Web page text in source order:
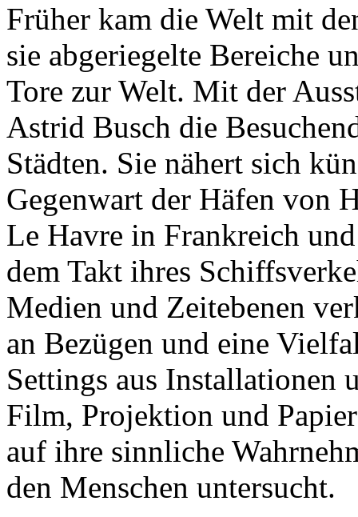
Früher kam die Welt mit
sie abgeriegelte Bereiche
Tore zur Welt. Mit der
Astrid Busch die
Städten. Sie nähert sich
Gegenwart der Häfen von
Le Havre in Frankreich
dem Takt ihres
Medien und Zeitebenen
an Bezügen und eine
Settings aus Installationen
Film, Projektion und
auf ihre sinnliche
den Menschen untersucht.